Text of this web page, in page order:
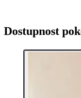
Dostupnost